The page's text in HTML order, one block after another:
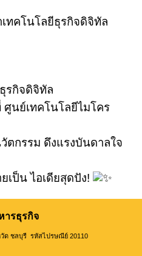
ทคโนโลยีธุรกิจดิจิทัล
รกิจดิจิทัล
ศูนย์เทคโนโลยีไมโคร
ตกรรม ดึงแรงบันดาลใจ
เป็น ไอเดียสุดปัง!
ารธุรกิจ
วัด ชลบุรี รหัสไปรษณีย์ 20110